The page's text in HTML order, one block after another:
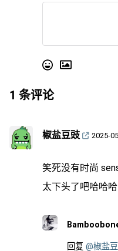
1 条评论
椒盐豆豉 2025-
笑死没有时尚
太下头了吧哈哈
回复 @椒盐